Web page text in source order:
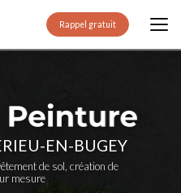
Rappel gratuit
EN-BUGEY
de sol, création de
mesure